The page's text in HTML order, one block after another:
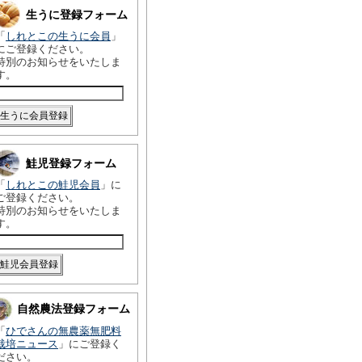
生うに登録フォーム
しれとこの生うに会員 」
ご登録ください。
別のお知らせをいたしま
。
鮭児登録フォーム
しれとこの鮭児会員 」に
登録ください。
別のお知らせをいたしま
。
自然農法登録フォーム
ひでさんの無農薬無肥料
培ニュース 」にご登録く
さい。